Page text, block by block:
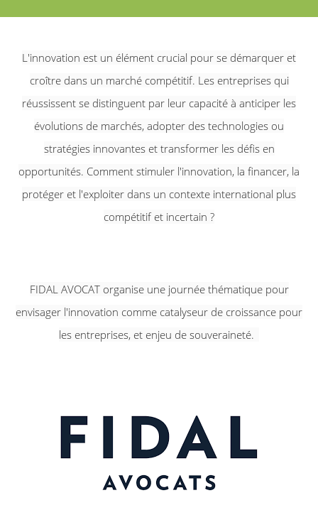
L'innovation est un élément crucial pour se démarquer et
croître dans un marché compétitif. Les entreprises qui
réussissent se distinguent par leur capacité à anticiper les
évolutions de marchés, adopter des technologies ou
stratégies innovantes et transformer les défis en
opportunités. Comment stimuler l'innovation, la financer, la
protéger et l'exploiter dans un contexte international plus
compétitif et incertain ?
FIDAL AVOCAT organise une journée thématique pour
envisager l'innovation comme catalyseur de croissance pour
les entreprises, et enjeu de souveraineté.